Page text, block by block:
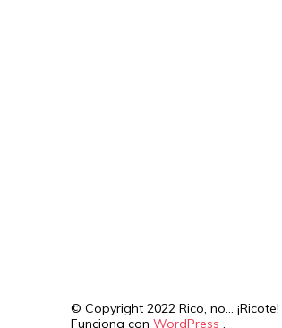
© Copyright 2022 Rico, no... ¡Ricote!
Funciona con WordPress .